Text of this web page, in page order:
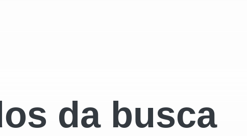
da busca